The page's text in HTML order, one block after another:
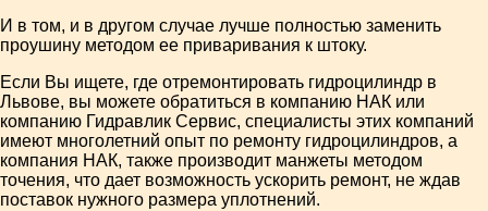
И в том, и в другом случае лучше полностью заменить
проушину методом ее приваривания к штоку.
Если Вы ищете, где отремонтировать гидроцилиндр в
Львове, вы можете обратиться в компанию НАК или
компанию Гидравлик Сервис, специалисты этих компаний
имеют многолетний опыт по ремонту гидроцилиндров, а
компания НАК, также производит манжеты методом
точения, что дает возможность ускорить ремонт, не ждав
поставок нужного размера уплотнений.